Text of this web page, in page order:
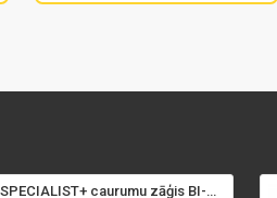
SPECIALIST+ caurumu zāģis BI-METAL, 98 mm